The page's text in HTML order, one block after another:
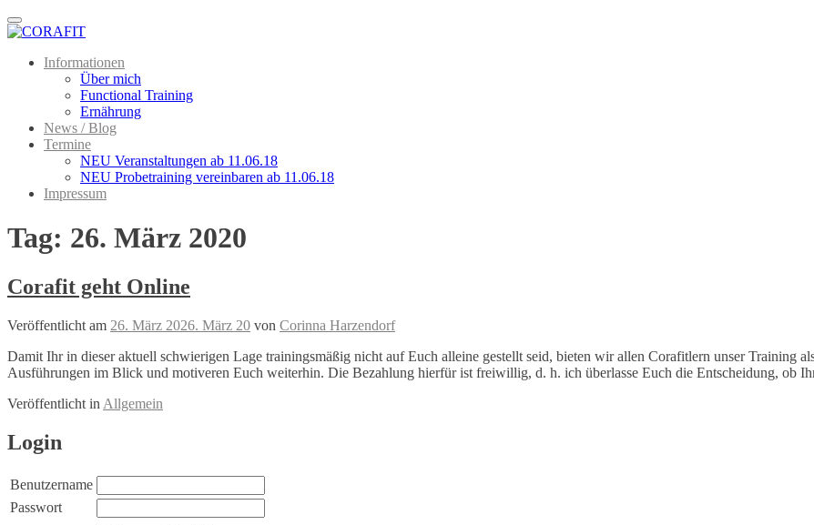
Menu
Informationen
Über mich
Functional Training
Ernährung
News / Blog
Termine
NEU Veranstaltungen ab 11.06.18
NEU Probetraining vereinbaren ab 11.06.18
Impressum
Tag: 26. März 2020
Corafit geht Online
Veröffentlicht am 26. März 2026. März 20 von Corinna Harzendorf
Damit Ihr in dieser aktuell schwierigen Lage trainingsmäßig nicht auf Euch alleine gestellt seid, bieten wir allen Corafitlern unser Training
Ausführungen im Blick und motiveren Euch weiterhin. Die Bezahlung hierfür ist freiwillig, d. h. ich überlasse Euch die Entscheidung, ob
Veröffentlicht in Allgemein
Navigation
Login
Benutzername
Passwort